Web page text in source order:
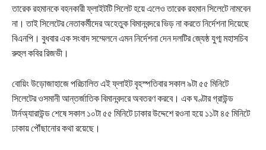
তারেক রহমানকে বহনকারী ফ্লাইটটি সিলেট হয়ে এলেও তারেক রহমান সিলেটে নামবেন
না। তাই সিলেটের নেতাকর্মীদের অহেতুক বিমানবন্দরে ভিড় না করতে নির্দেশনা দিয়েছে
বিএনপি। বুধবার এক সংবাদ সম্মেলনে এমন নির্দেশনা দেন দলটির জ্যেষ্ঠ যুগ্ম মহাসচিব
রুহুল কবির রিজভী।
বোয়িং উড়োজাহাজে পরিচালিত এই ফ্লাইট বৃহস্পতিবার সকাল ৯টা ৫৫ মিনিটে
সিলেটের ওসমানী আন্তর্জাতিক বিমানবন্দরে অবতরণ করবে। এক ঘণ্টার গ্রাউন্ড
টার্নঅ্যারাউন্ড শেষে সকাল ১০টা ৫৫ মিনিটে ঢাকার উদ্দেশে রওনা হয়ে ১১টা ৪৫ মিনিটে
ঢাকায় পৌঁছানোর কথা রয়েছে।